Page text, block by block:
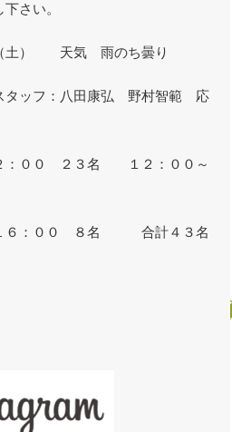
さい。
（土） 天気 雨のち曇り
ッフ：八田康弘 野村智範 応
：００ ２３名 １２：００～
６：００ ８名 合計４３名